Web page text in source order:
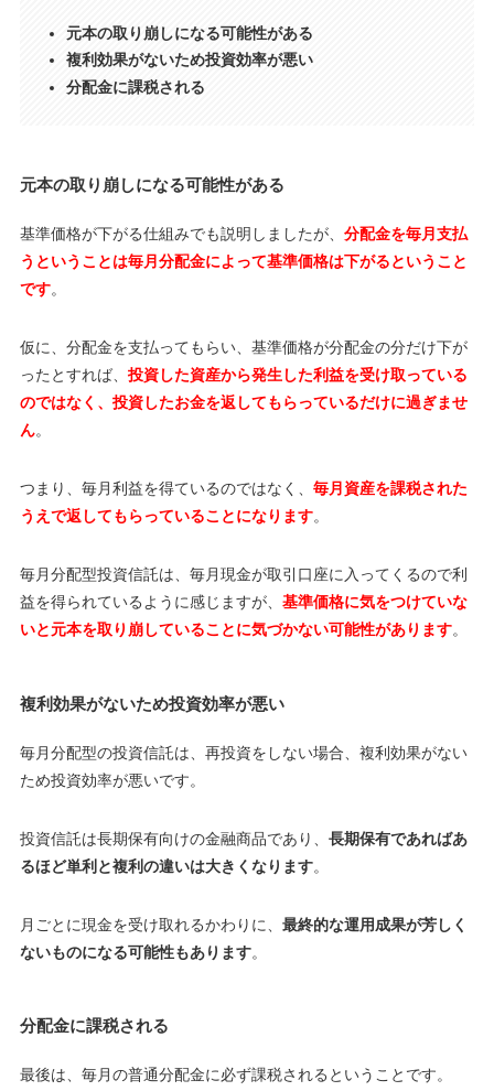
元本の取り崩しになる可能性がある
複利効果がないため投資効率が悪い
分配金に課税される
元本の取り崩しになる可能性がある
基準価格が下がる仕組みでも説明しましたが、 分配金を毎月支払
うということは毎月分配金によって基準価格は下がるということ
です。
仮に、分配金を支払ってもらい、基準価格が分配金の分だけ下が
ったとすれば、 投資した資産から発生した利益を受け取っている
のではなく、投資したお金を返してもらっているだけに過ぎませ
ん。
つまり、毎月利益を得ているのではなく、 毎月資産を課税された
うえで返してもらっていることになります。
毎月分配型投資信託は、毎月現金が取引口座に入ってくるので利
益を得られているように感じますが、 基準価格に気をつけていな
いと元本を取り崩していることに気づかない可能性があります。
複利効果がないため投資効率が悪い
毎月分配型の投資信託は、再投資をしない場合、複利効果がない
ため投資効率が悪いです。
投資信託は長期保有向けの金融商品であり、 長期保有であればあ
るほど単利と複利の違いは大きくなります。
月ごとに現金を受け取れるかわりに、 最終的な運用成果が芳しく
ないものになる可能性もあります。
分配金に課税される
最後は、毎月の普通分配金に必ず課税されるということです。